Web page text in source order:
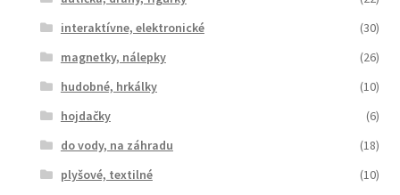
interaktívne, elektronické
(30)
magnetky, nálepky
(26)
hudobné, hrkálky
(10)
hojdačky
(6)
do vody, na záhradu
(18)
plyšové, textilné
(10)